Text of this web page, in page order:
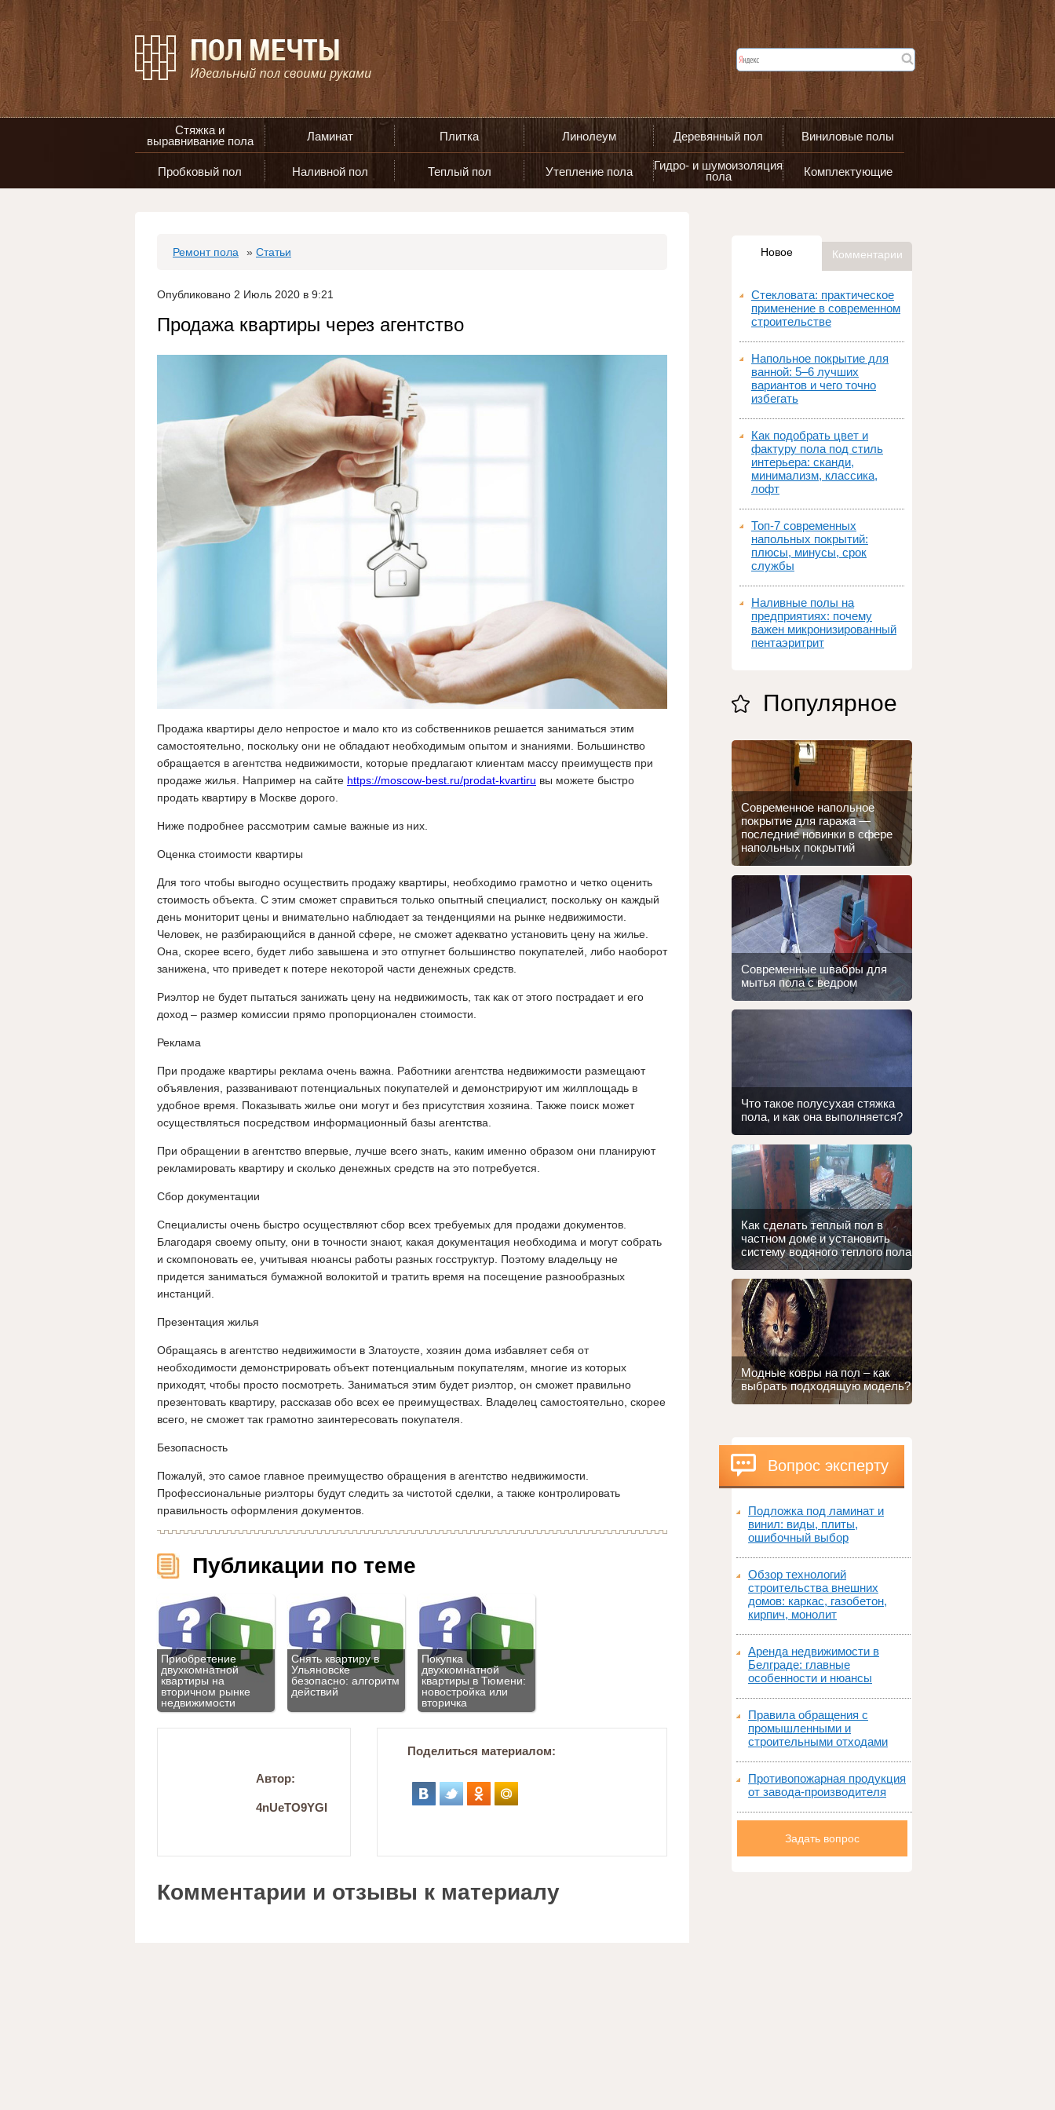
Стяжка и
выравнивание пола
Ламинат Плитка Линолеум Деревянный пол Виниловые полы
Пробковый пол Наливной пол Теплый пол Утепление пола
Гидро- и шумоизоляция
пола
Комплектующие
Ремонт пола » Статьи
Опубликовано 2 Июль 2020 в 9:21
Продажа квартиры через агентство
Продажа квартиры дело непростое и мало кто из собственников решается заниматься этим
самостоятельно, поскольку они не обладают необходимым опытом и знаниями. Большинство
обращается в агентства недвижимости, которые предлагают клиентам массу преимуществ при
продаже жилья. Например на сайте https://moscow-best.ru/prodat-kvartiru вы можете быстро
продать квартиру в Москве дорого.
Ниже подробнее рассмотрим самые важные из них.
Оценка стоимости квартиры
Для того чтобы выгодно осуществить продажу квартиры, необходимо грамотно и четко оценить
стоимость объекта. С этим сможет справиться только опытный специалист, поскольку он каждый
день мониторит цены и внимательно наблюдает за тенденциями на рынке недвижимости.
Человек, не разбирающийся в данной сфере, не сможет адекватно установить цену на жилье.
Она, скорее всего, будет либо завышена и это отпугнет большинство покупателей, либо наоборот
занижена, что приведет к потере некоторой части денежных средств.
Риэлтор не будет пытаться занижать цену на недвижимость, так как от этого пострадает и его
доход – размер комиссии прямо пропорционален стоимости.
Реклама
При продаже квартиры реклама очень важна. Работники агентства недвижимости размещают
объявления, раззванивают потенциальных покупателей и демонстрируют им жилплощадь в
удобное время. Показывать жилье они могут и без присутствия хозяина. Также поиск может
осуществляться посредством информационный базы агентства.
При обращении в агентство впервые, лучше всего знать, каким именно образом они планируют
рекламировать квартиру и сколько денежных средств на это потребуется.
Сбор документации
Специалисты очень быстро осуществляют сбор всех требуемых для продажи документов.
Благодаря своему опыту, они в точности знают, какая документация необходима и могут собрать
и скомпоновать ее, учитывая нюансы работы разных госструктур. Поэтому владельцу не
придется заниматься бумажной волокитой и тратить время на посещение разнообразных
инстанций.
Презентация жилья
Обращаясь в агентство недвижимости в Златоусте, хозяин дома избавляет себя от
необходимости демонстрировать объект потенциальным покупателям, многие из которых
приходят, чтобы просто посмотреть. Заниматься этим будет риэлтор, он сможет правильно
презентовать квартиру, рассказав обо всех ее преимуществах. Владелец самостоятельно, скорее
всего, не сможет так грамотно заинтересовать покупателя.
Безопасность
Пожалуй, это самое главное преимущество обращения в агентство недвижимости.
Профессиональные риэлторы будут следить за чистотой сделки, а также контролировать
правильность оформления документов.
Публикации по теме
Приобретение
двухкомнатной
квартиры на
вторичном рынке
недвижимости
Снять квартиру в
Ульяновске
безопасно: алгоритм
действий
Покупка
двухкомнатной
квартиры в Тюмени:
новостройка или
вторичка
Автор:
4nUeTO9YGI
Поделиться материалом:
Комментарии и отзывы к материалу
Новое Комментарии
Стекловата: практическое
применение в современном
строительстве
Напольное покрытие для
ванной: 5–6 лучших
вариантов и чего точно
избегать
Как подобрать цвет и
фактуру пола под стиль
интерьера: сканди,
минимализм, классика,
лофт
Топ‑7 современных
напольных покрытий:
плюсы, минусы, срок
службы
Наливные полы на
предприятиях: почему
важен микронизированный
пентаэритрит
Популярное
Современное напольное
покрытие для гаража —
последние новинки в сфере
напольных покрытий
Современные швабры для
мытья пола с ведром
Что такое полусухая стяжка
пола, и как она выполняется?
Как сделать теплый пол в
частном доме и установить
систему водяного теплого пола
Модные ковры на пол – как
выбрать подходящую модель?
Вопрос эксперту
Подложка под ламинат и
винил: виды, плиты,
ошибочный выбор
Обзор технологий
строительства внешних
домов: каркас, газобетон,
кирпич, монолит
Аренда недвижимости в
Белграде: главные
особенности и нюансы
Правила обращения с
промышленными и
строительными отходами
Противопожарная продукция
от завода-производителя
Задать вопрос